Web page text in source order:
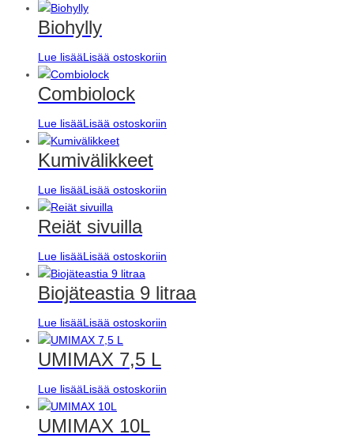
Biohylly
Lue lisääLisää ostoskoriin
Combiolock
Lue lisääLisää ostoskoriin
Kumivälikkeet
Lue lisääLisää ostoskoriin
Reiät sivuilla
Lue lisääLisää ostoskoriin
Biojäteastia 9 litraa
Lue lisääLisää ostoskoriin
UMIMAX 7,5 L
Lue lisääLisää ostoskoriin
UMIMAX 10L